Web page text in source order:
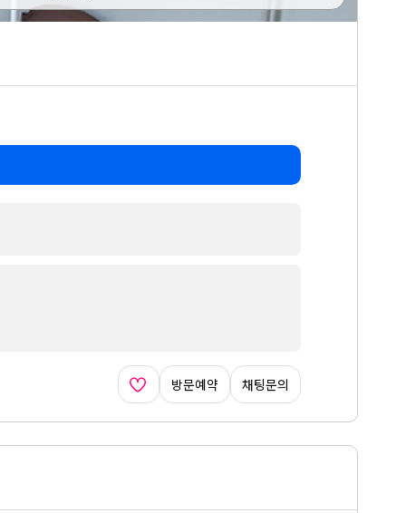
방문예약 채팅문의